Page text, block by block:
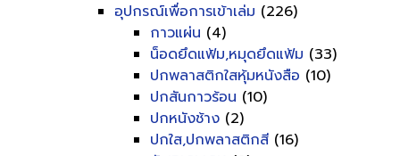
อุปกรณ์เพื่อการเข้าเล่ม (226)
กาวแผ่น (4)
น็อดยึดแฟ้ม,หมุดยึดแฟ้ม (33)
ปกพลาสติกใสหุ้มหนังสือ (10)
ปกสันกาวร้อน (10)
ปกหนังช้าง (2)
ปกใส,ปกพลาสติกสี (16)